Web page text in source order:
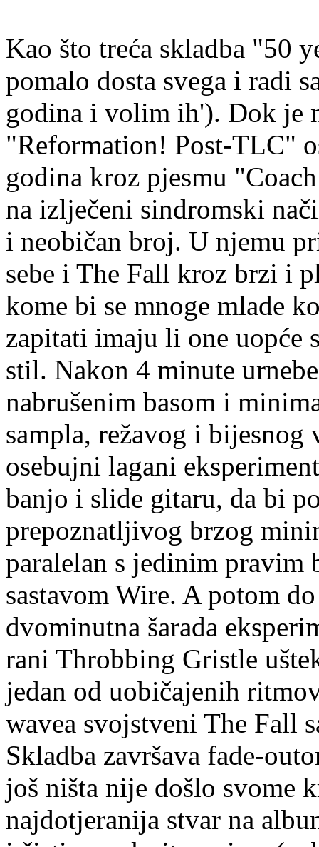
Kao što treća skladba "50
pomalo dosta svega i radi
godina i volim ih'). Dok je
"Reformation! Post-TLC"
godina kroz pjesmu
na izlječeni sindromski
i neobičan broj. U njemu
sebe i The Fall kroz brzi i
kome bi se mnoge mlade
zapitati imaju li one
stil. Nakon 4 minute
nabrušenim basom i
sampla, režavog i bijesnog
osebujni lagani
banjo i slide gitaru, da bi
prepoznatljivog brzog
paralelan s jedinim
sastavom Wire. A potom
dvominutna šarada
rani Throbbing Gristle
jedan od uobičajenih
wavea svojstveni The Fall
Skladba završava fade-
još ništa nije došlo svome
najdotjeranija stvar na